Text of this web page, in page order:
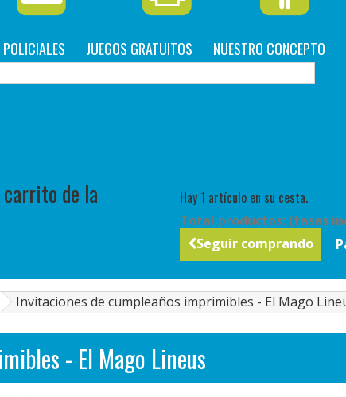
JUEGOS GRATUITOS NUESTRO CONCEPTO
de la Hay 1 artículo en su cesta.
Total productos: (tasas
Seguir comprando
Invitaciones de cumpleaños imprimibles - El Mago
- El Mago Lineus